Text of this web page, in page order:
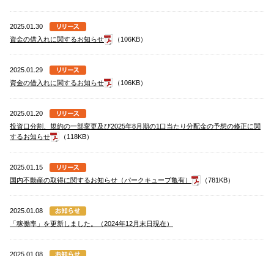
2025.01.30
資金の借入れに関するお知らせ
（106KB）
2025.01.29
資金の借入れに関するお知らせ
（106KB）
2025.01.20
投資口分割、規約の一部変更及び2025年8月期の1口当たり分配金の予想の修正に関
するお知らせ
（118KB）
2025.01.15
国内不動産の取得に関するお知らせ（パークキューブ亀有）
（781KB）
2025.01.08
「稼働率」を更新しました。（2024年12月末日現在）
2025.01.08